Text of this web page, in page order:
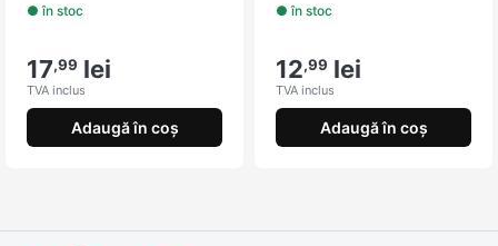
● în stoc
17,99 lei
TVA inclus
Adaugă în coș
● în stoc
12,99 lei
TVA inclus
Adaugă în coș